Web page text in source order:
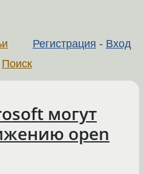
Регистрация - Вход
Поиск
могут
open